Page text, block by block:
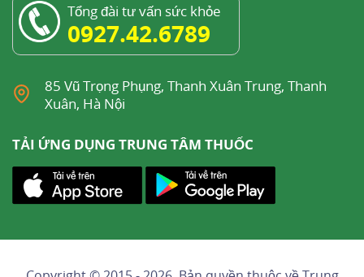
Tổng đài tư vấn sức khỏe
0927.42.6789
85 Vũ Trọng Phụng, Thanh Xuân Trung, Thanh
Xuân, Hà Nội
TẢI ỨNG DỤNG TRUNG TÂM THUỐC